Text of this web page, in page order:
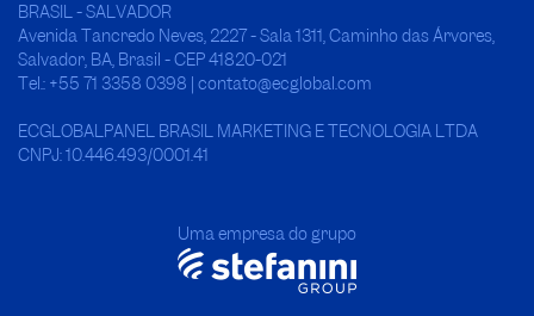
BRASIL - SALVADOR
Avenida Tancredo Neves, 2227 - Sala 1311, Caminho das Árvores,
Salvador, BA, Brasil - CEP 41820-021
Tel.: +55 71 3358 0398 | contato@ecglobal.com
ECGLOBALPANEL BRASIL MARKETING E TECNOLOGIA LTDA
CNPJ: 10.446.493/0001.41
Uma empresa do grupo